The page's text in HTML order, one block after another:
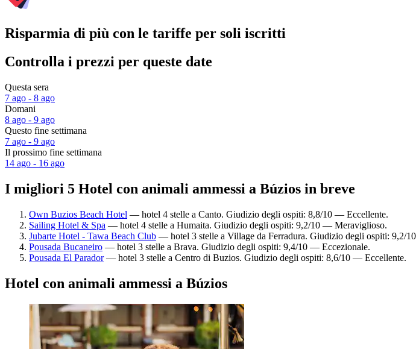
Risparmia di più con le tariffe per soli iscritti
Controlla i prezzi per queste date
Questa sera
7 ago - 8 ago
Domani
8 ago - 9 ago
Questo fine settimana
7 ago - 9 ago
Il prossimo fine settimana
14 ago - 16 ago
I migliori 5 Hotel con animali ammessi a Búzios in breve
Own Buzios Beach Hotel — hotel 4 stelle a Canto. Giudizio degli ospiti: 8,8/10 — Eccellente.
Sailing Hotel & Spa — hotel 4 stelle a Humaita. Giudizio degli ospiti: 9,2/10 — Meraviglioso.
Jubarte Hotel - Tawa Beach Club — hotel 3 stelle a Village da Ferradura. Giudizio degli ospiti: 9,2/
Pousada Bucaneiro — hotel 3 stelle a Brava. Giudizio degli ospiti: 9,4/10 — Eccezionale.
Pousada El Parador— hotel 3 stelle a Centro di Buzios. Giudizio degli ospiti: 8,6/10 — Eccellente.
Hotel con animali ammessi a Búzios